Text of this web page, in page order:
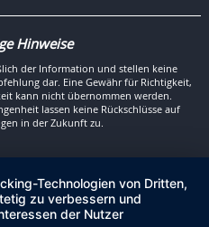
Hinweise
der Information und stellen keine
dar. Eine Gewähr für Richtigkeit,
kann nicht übernommen werden.
lassen keine Rückschlüsse auf
in der Zukunft zu.
Technologien von Dritten,
zu verbessern und
der Nutzer